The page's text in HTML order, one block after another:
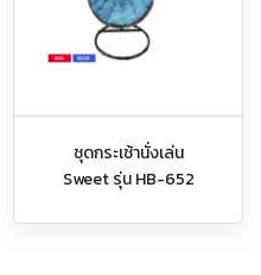
ชุดกระเช้านั่งเล่น
Sweet รุ่น HB-652